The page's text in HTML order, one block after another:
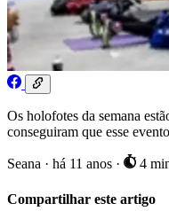
Os holofotes da semana
conseguiram que esse
Seana · há 11 anos · 4
Compartilhar este artigo